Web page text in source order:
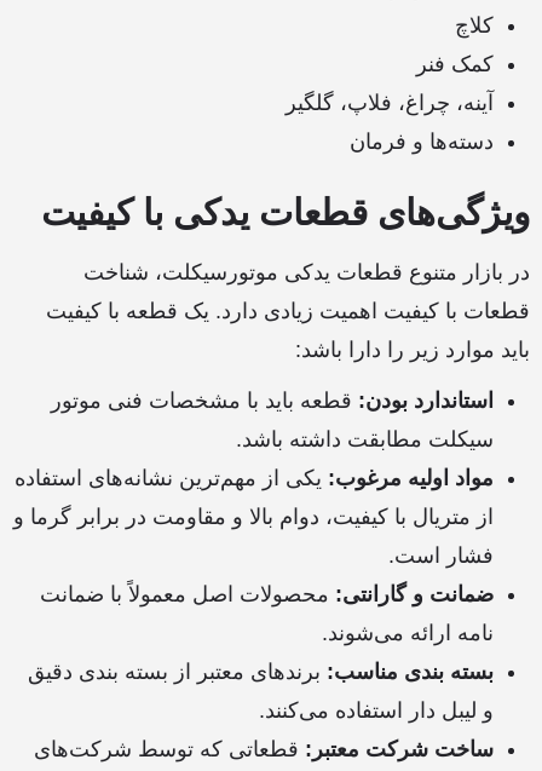
کلاچ
کمک فنر
آینه، چراغ، فلاپ، گلگیر
دسته‌ها و فرمان
ویژگی‌های قطعات یدکی با کیفیت
در بازار متنوع قطعات یدکی موتورسیکلت، شناخت
قطعات با کیفیت اهمیت زیادی دارد. یک قطعه با کیفیت
باید موارد زیر را دارا باشد:
استاندارد بودن: قطعه باید با مشخصات فنی موتور
سیکلت مطابقت داشته باشد.
مواد اولیه مرغوب: یکی از مهم‌ترین نشانه‌های استفاده
از متریال با کیفیت، دوام بالا و مقاومت در برابر گرما و
فشار است.
ضمانت و گارانتی: محصولات اصل معمولاً با ضمانت
نامه ارائه می‌شوند.
بسته بندی مناسب: برندهای معتبر از بسته بندی دقیق
و لیبل دار استفاده می‌کنند.
ساخت شرکت معتبر: قطعاتی که توسط شرکت‌های